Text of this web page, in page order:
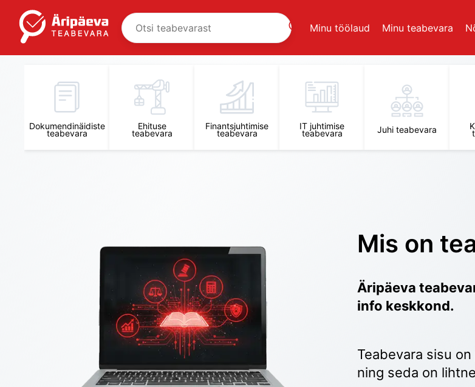
Minu töölaud Minu teabevara
Dokumendinäidiste
teabevara
Ehituse
teabevara
Finantsjuhtimise
teabevara
IT juhtimise
teabevara Juhi teabevara
Mis on
Äripäeva
info keskkond.
Teabevara sisu
ning seda on